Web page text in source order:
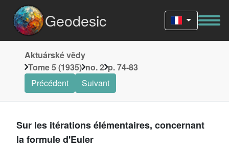
Geodesic
Aktuárské vědy
Tome 5 (1935) no. 2 p. 74-83
Précédent
Suivant
Sur les itérations élémentaires, concernant
la formule d'Euler